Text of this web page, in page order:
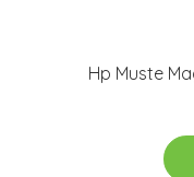
Hp Muste